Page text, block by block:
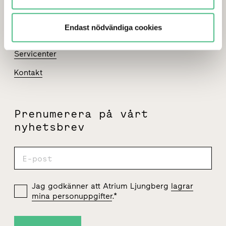
Endast nödvändiga cookies
Press
Servicenter
Kontakt
Prenumerera på vårt
nyhetsbrev
Jag godkänner att Atrium Ljungberg lagrar
mina personuppgifter.*